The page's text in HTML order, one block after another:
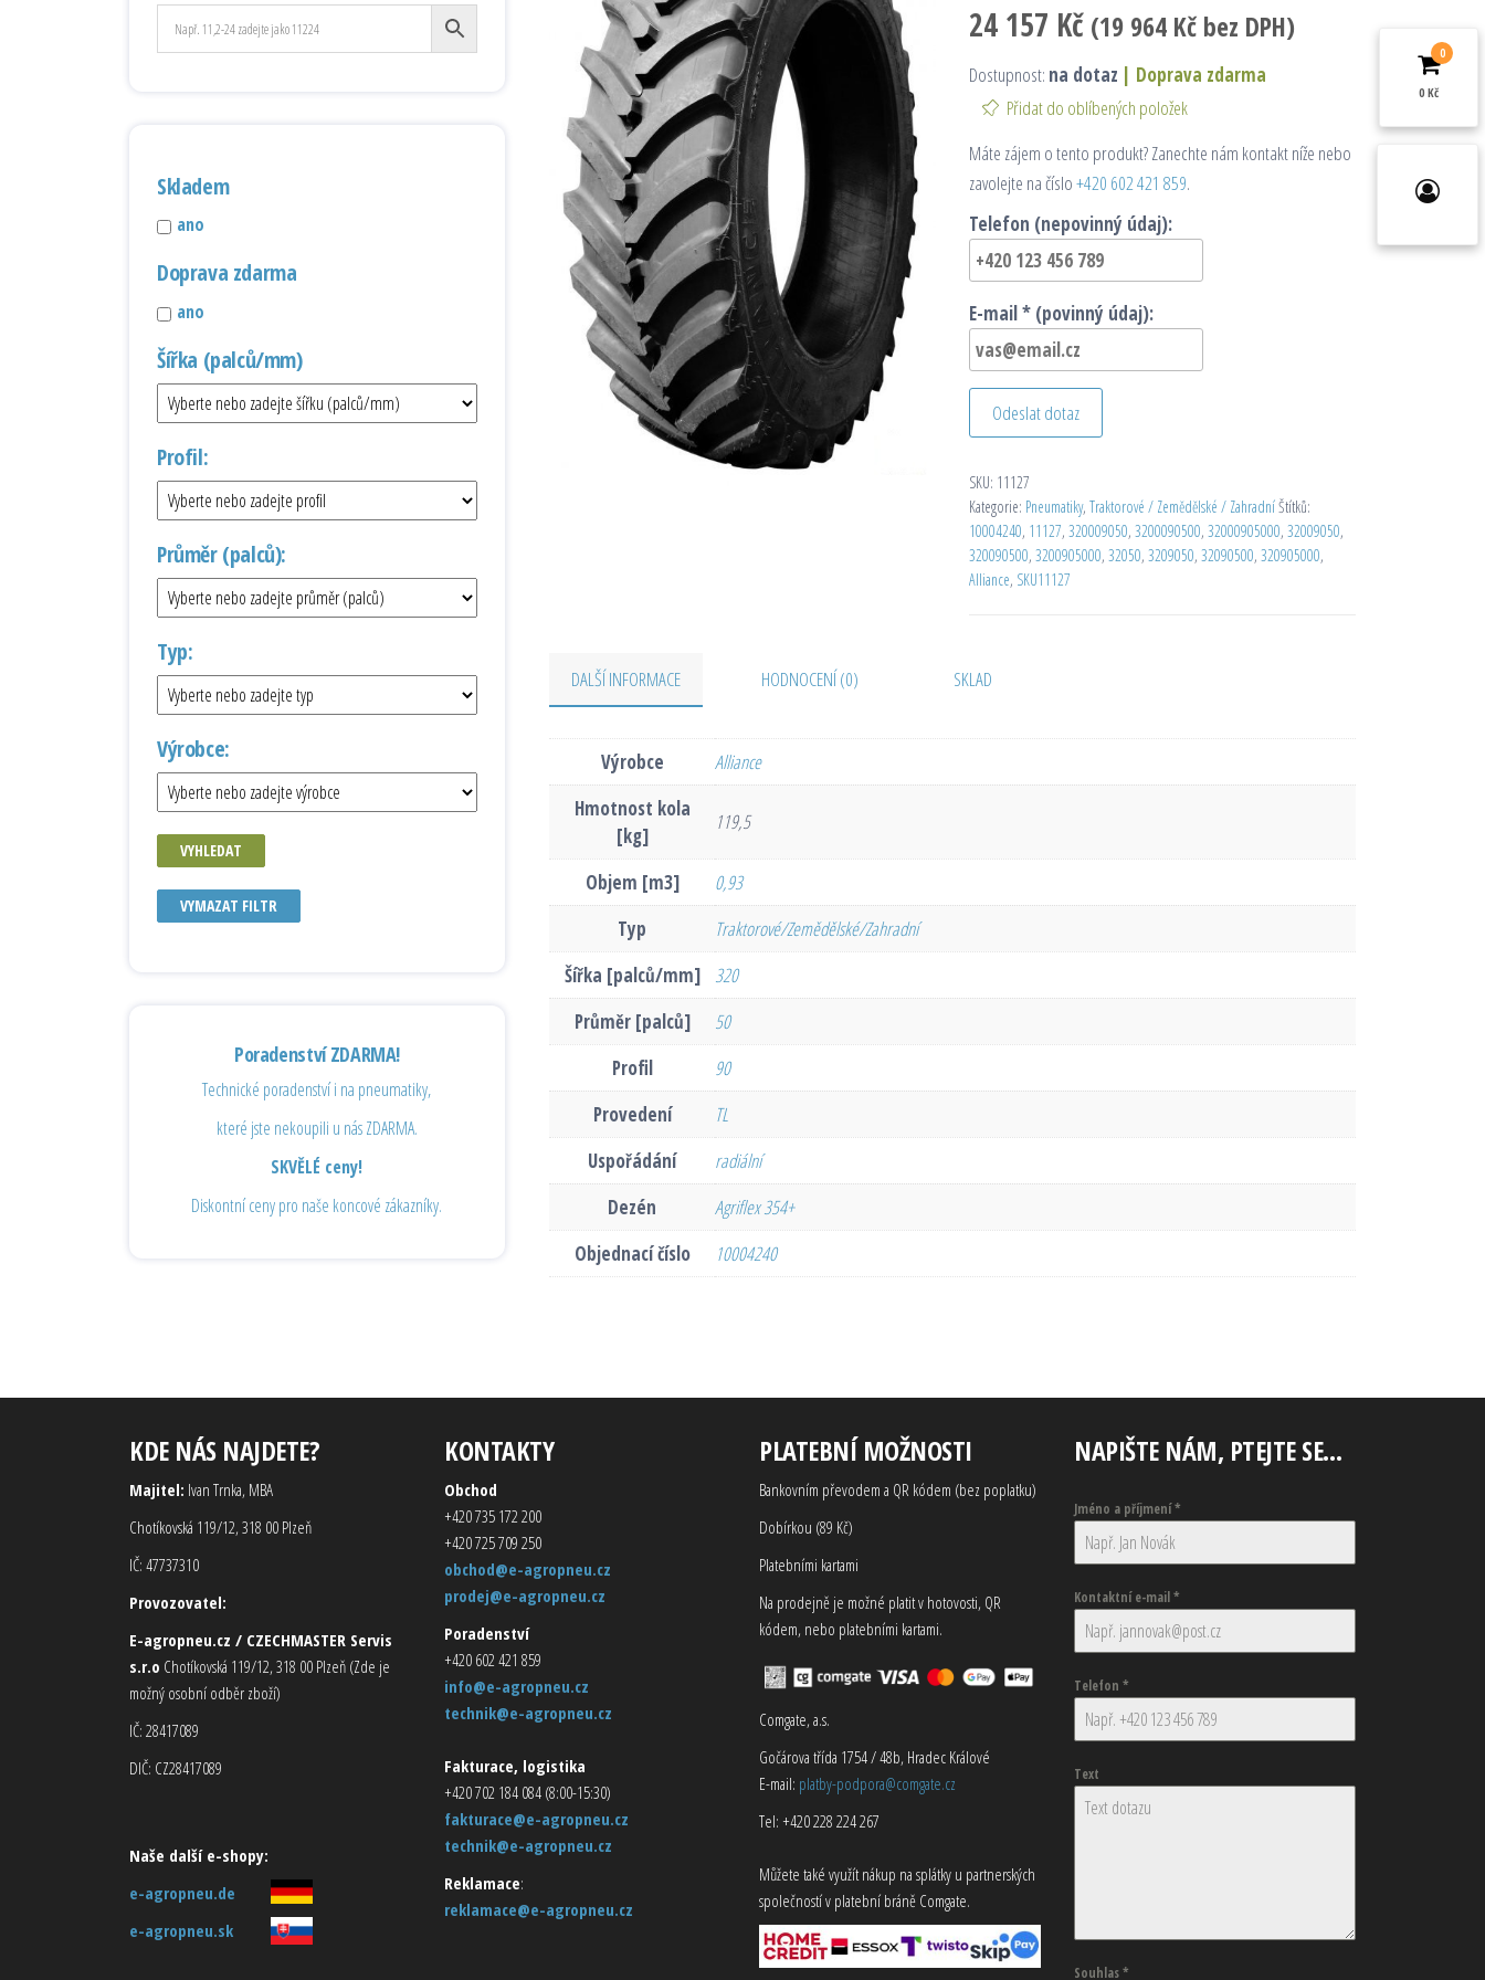
24 157 Kč (19 964 Kčbez DPH)
Dostupnost: na dotaz | Doprava zdarma
Přidat do oblíbených položek
Máte zájem o tento produkt? Zanechte nám kontakt níže nebo
zavolejte na číslo+420 602 421 859.
Telefon (nepovinný údaj):
E-mail * (povinný údaj):
Odeslat dotaz
SKU: 11127
Kategorie: Pneumatiky, Traktorové / Zemědělské / ZahradníŠtítků:
10004240, 11127, 320009050, 3200090500, 32000905000, 32009050,
320090500, 3200905000, 32050, 3209050, 32090500, 320905000,
Alliance, SKU11127
DALŠÍ INFORMACE HODNOCENÍ (0) SKLAD
Výrobce
Alliance
Hmotnost kola
[kg]
119,5
Objem [m3]
0,93
Typ
Traktorové/Zemědělské/Zahradní
Šířka [palců/mm]
320
Průměr [palců]
50
Profil
90
Provedení
TL
Uspořádání
radiální
Dezén
Agriflex 354+
Objednací číslo
10004240
Skladem
ano
Doprava zdarma
ano
Šířka (palců/mm)
Profil:
Průměr (palců):
Typ:
Výrobce:
VYHLEDAT
VYMAZAT FILTR
Poradenství ZDARMA!
Technické poradenství i na pneumatiky,
které jste nekoupili u nás ZDARMA.
SKVĚLÉ ceny!
Diskontní ceny pro naše koncové zákazníky.
KDE NÁS NAJDETE?
Majitel: Ivan Trnka, MBA
Chotíkovská 119/12, 318 00 Plzeň
IČ: 47737310
Provozovatel:
E-agropneu.cz / CZECHMASTER Servis
s.r.o Chotíkovská 119/12, 318 00 Plzeň (Zde je
možný osobní odběr zboží)
IČ: 28417089
DIČ: CZ28417089
Naše další e-shopy:
e-agropneu.de
e-agropneu.sk
KONTAKTY
Obchod
+420 735 172 200
+420 725 709 250
obchod@e-agropneu.cz
prodej@e-agropneu.cz
Poradenství
+420 602 421 859
info@e-agropneu.cz
technik@e-agropneu.cz
Fakturace, logistika
+420 702 184 084 (8:00-15:30)
fakturace@e-agropneu.cz
technik@e-agropneu.cz
Reklamace:
reklamace@e-agropneu.cz
PLATEBNÍ MOŽNOSTI
Bankovním převodem a QR kódem (bez poplatku)
Dobírkou (89 Kč)
Platebními kartami
Na prodejně je možné platit v hotovosti, QR
kódem, nebo platebními kartami.
Comgate, a.s.
Gočárova třída 1754 / 48b, Hradec Králové
E-mail: platby-podpora@comgate.cz
Tel: +420 228 224 267
Můžete také využít nákup na splátky u partnerských
společností v platební bráně Comgate.
NAPIŠTE NÁM, PTEJTE SE…
Jméno a příjmení*
Kontaktní e-mail*
Telefon *
Text
Souhlas*
0
0 Kč